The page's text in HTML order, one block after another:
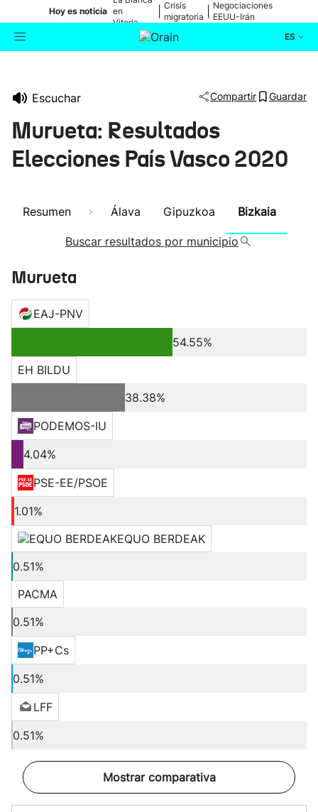
Hoy es noticia en
Vitoria-
Gasteiz
Crisis
migratoria
Negociaciones
EEUU-Irán
ES
Cultura
Escuchar Compartir Guardar
Murueta: Resultados
Elecciones País Vasco 2020
Resumen Álava Gipuzkoa Bizkaia
Buscar resultados por municipio
Murueta
EAJ-PNV
54.55%
EH BILDU
38.38%
PODEMOS-IU
4.04%
PSE-EE/PSOE
1.01%
EQUO BERDEAK
0.51%
PACMA
0.51%
PP+Cs
0.51%
LFF
0.51%
Mostrar comparativa